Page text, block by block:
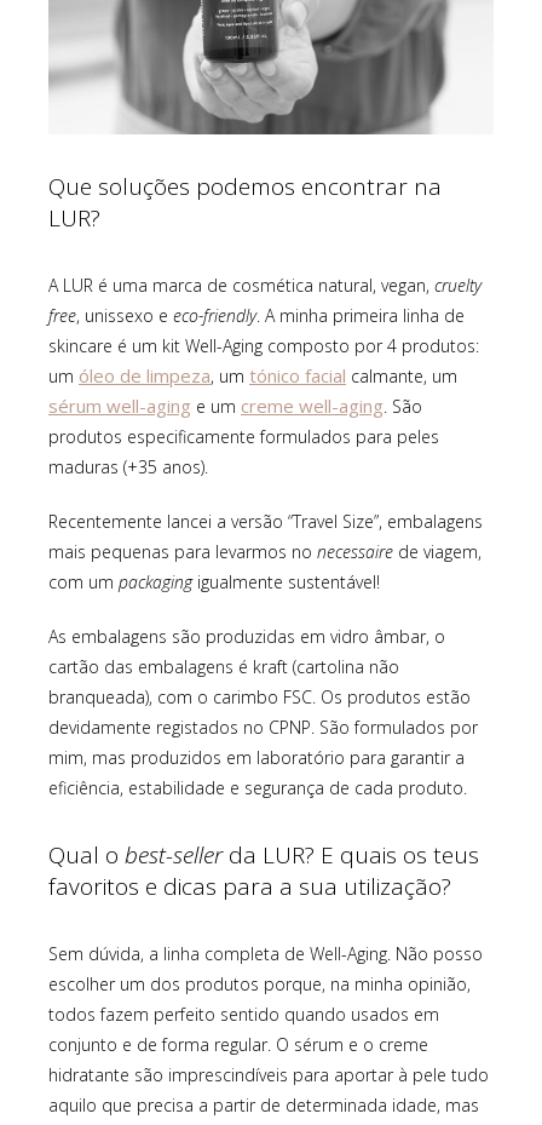
Que soluções podemos encontrar na
LUR?
A LUR é uma marca de cosmética natural, vegan, cruelty
free, unissexo e eco-friendly. A minha primeira linha de
skincare é um kit Well-Aging composto por 4 produtos:
um óleo de limpeza, um tónico facial calmante, um
sérum well-aging e um creme well-aging. São
produtos especificamente formulados para peles
maduras (+35 anos).
Recentemente lancei a versão “Travel Size”, embalagens
mais pequenas para levarmos no necessaire de viagem,
com um packagingigualmente sustentável!
As embalagens são produzidas em vidro âmbar, o
cartão das embalagens é kraft (cartolina não
branqueada), com o carimbo FSC. Os produtos estão
devidamente registados no CPNP. São formulados por
mim, mas produzidos em laboratório para garantir a
eficiência, estabilidade e segurança de cada produto.
Qual o best-sellerda LUR? E quais os teus
favoritos e dicas para a sua utilização?
Sem dúvida, a linha completa de Well-Aging. Não posso
escolher um dos produtos porque, na minha opinião,
todos fazem perfeito sentido quando usados em
conjunto e de forma regular. O sérum e o creme
hidratante são imprescindíveis para aportar à pele tudo
aquilo que precisa a partir de determinada idade, mas